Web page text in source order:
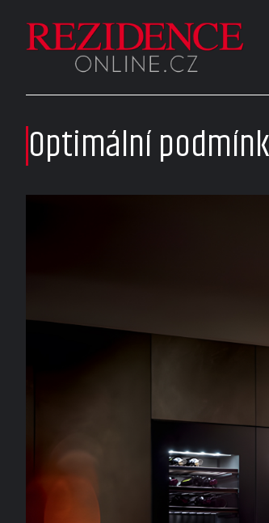
Optimální